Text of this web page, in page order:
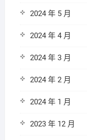
2024 年 5 月
2024 年 4 月
2024 年 3 月
2024 年 2 月
2024 年 1 月
2023 年 12 月